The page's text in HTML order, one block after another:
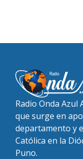
Radio Onda Azul
que surge en
departamento y
Católica en la
Puno.